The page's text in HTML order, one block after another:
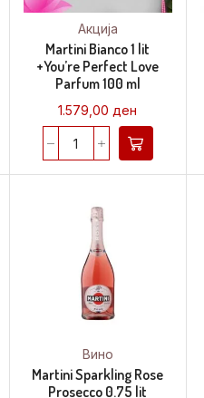
Акција
Martini Bianco 1 lit
+You’re Perfect Love
Parfum 100 ml
1.579,00ден
Вино
Martini Sparkling Rose
Prosecco 0.75 lit